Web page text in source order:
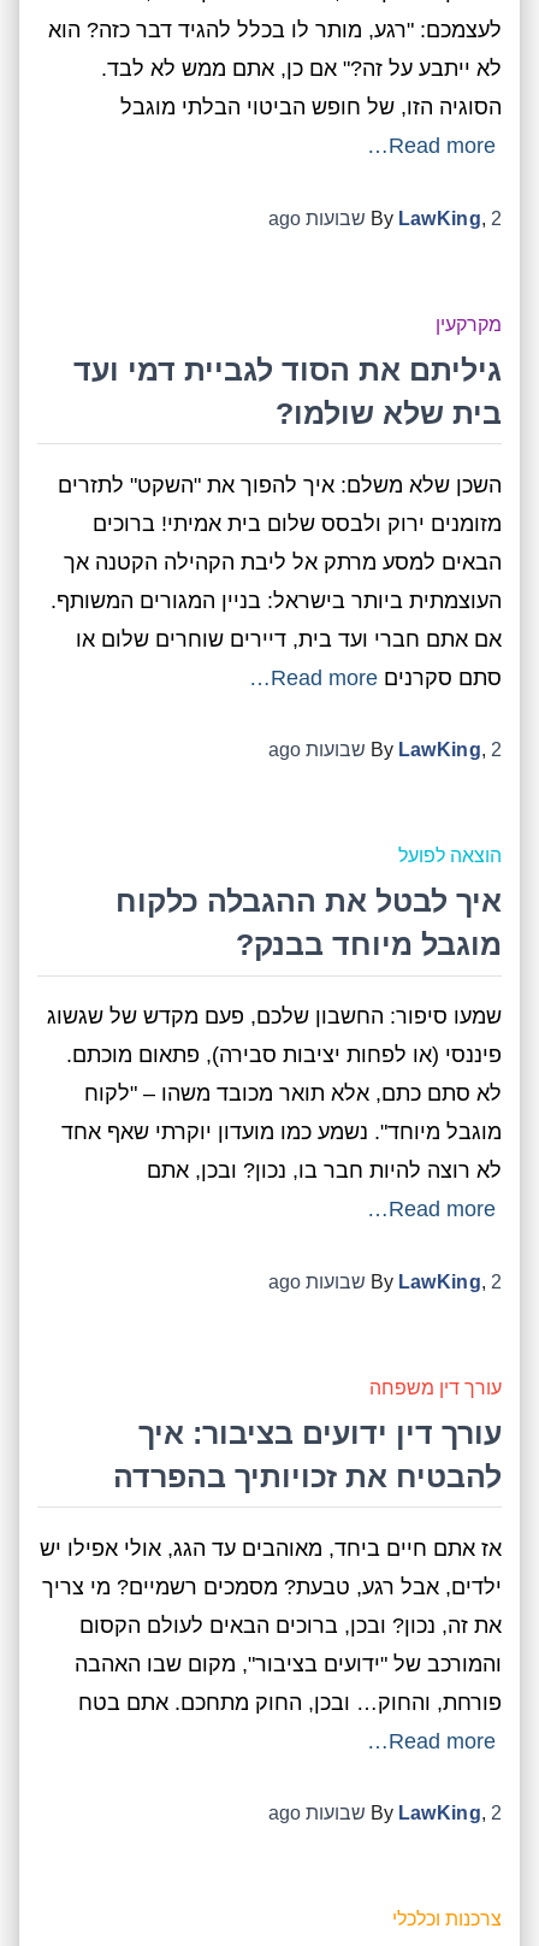
לעצמכם: "רגע, מותר לו בכלל להגיד דבר כזה? הוא
לא ייתבע על זה?" אם כן, אתם ממש לא לבד.
הסוגיה הזו, של חופש הביטוי הבלתי מוגבל
Read more…
By LawKing, 2 שבועות ago
מקרקעין
גיליתם את הסוד לגביית דמי ועד
בית שלא שולמו?
השכן שלא משלם: איך להפוך את "השקט" לתזרים
מזומנים ירוק ולבסס שלום בית אמיתי! ברוכים
הבאים למסע מרתק אל ליבת הקהילה הקטנה אך
העוצמתית ביותר בישראל: בניין המגורים המשותף.
אם אתם חברי ועד בית, דיירים שוחרים שלום או
סתם סקרנים Read more…
By LawKing, 2 שבועות ago
הוצאה לפועל
איך לבטל את ההגבלה כלקוח
מוגבל מיוחד בבנק?
שמעו סיפור: החשבון שלכם, פעם מקדש של שגשוג
פיננסי (או לפחות יציבות סבירה), פתאום מוכתם.
לא סתם כתם, אלא תואר מכובד משהו – "לקוח
מוגבל מיוחד". נשמע כמו מועדון יוקרתי שאף אחד
לא רוצה להיות חבר בו, נכון? ובכן, אתם
Read more…
By LawKing, 2 שבועות ago
עורך דין משפחה
עורך דין ידועים בציבור: איך
להבטיח את זכויותיך בהפרדה
אז אתם חיים ביחד, מאוהבים עד הגג, אולי אפילו יש
ילדים, אבל רגע, טבעת? מסמכים רשמיים? מי צריך
את זה, נכון? ובכן, ברוכים הבאים לעולם הקסום
והמורכב של "ידועים בציבור", מקום שבו האהבה
פורחת, והחוק… ובכן, החוק מתחכם. אתם בטח
Read more…
By LawKing, 2 שבועות ago
צרכנות וכלכלי